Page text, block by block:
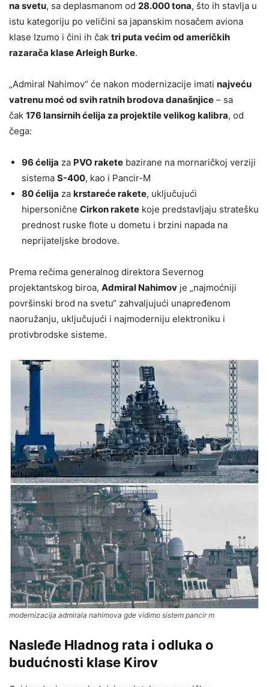
na svetu, sa deplasmanom od 28.000 tona, što ih stavlja u
istu kategoriju po veličini sa japanskim nosačem aviona
klase Izumo i čini ih čak tri puta većim od američkih
razarača klase Arleigh Burke.
„Admiral Nahimov“ će nakon modernizacije imati najveću
vatrenu moć od svih ratnih brodova današnjice – sa
čak 176 lansirnih ćelija za projektile velikog kalibra, od
čega:
96 ćelija za PVO rakete bazirane na mornaričkoj verziji
sistema S-400, kao i Pancir-M
80 ćelija za krstareće rakete, uključujući
hipersonične Cirkon rakete koje predstavljaju stratešku
prednost ruske flote u dometu i brzini napada na
neprijateljske brodove.
Prema rečima generalnog direktora Severnog
projektantskog biroa, Admiral Nahimov je „najmoćniji
površinski brod na svetu“ zahvaljujući unapređenom
naoružanju, uključujući i najmoderniju elektroniku i
protivbrodske sisteme.
modernizacija admirala nahimova gde vidimo sistem pancir m
Nasleđe Hladnog rata i odluka o
budućnosti klase Kirov